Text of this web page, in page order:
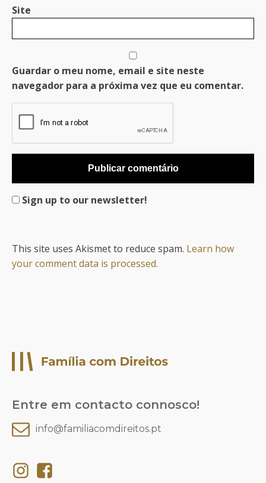
Site
Guardar o meu nome, email e site neste
navegador para a próxima vez que eu comentar.
Sign up to our newsletter!
This site uses Akismet to reduce spam. Learn how
your comment data is processed.
Entre em contacto connosco!
info@familiacomdireitos.pt